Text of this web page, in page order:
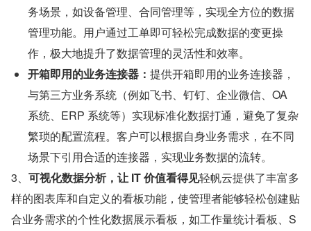
务场景，如设备管理、合同管理等，实现全方位的数据
管理功能。用户通过工单即可轻松完成数据的变更操
作，极大地提升了数据管理的灵活性和效率。
开箱即用的业务连接器： 提供开箱即用的业务连接器，
与第三方业务系统（例如飞书、钉钉、企业微信、OA
系统、ERP 系统等）实现标准化数据打通，避免了复杂
繁琐的配置流程。客户可以根据自身业务需求，在不同
场景下引用合适的连接器，实现业务数据的流转。
3、 可视化数据分析，让 IT 价值看得见轻帆云提供了丰富多
样的图表库和自定义的看板功能，使管理者能够轻松创建贴
合业务需求的个性化数据展示看板，如工作量统计看板、S